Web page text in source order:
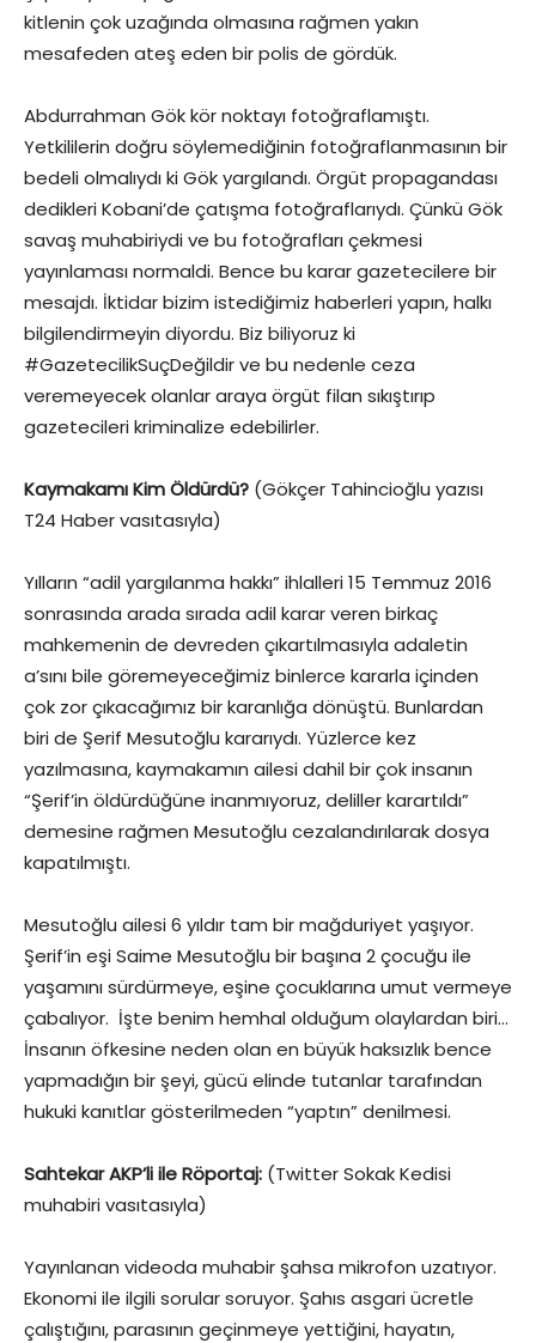
kitlenin çok uzağında olmasına rağmen yakın
mesafeden ateş eden bir polis de gördük.
Abdurrahman Gök kör noktayı fotoğraflamıştı.
Yetkililerin doğru söylemediğinin fotoğraflanmasının bir
bedeli olmalıydı ki Gök yargılandı. Örgüt propagandası
dedikleri Kobani’de çatışma fotoğraflarıydı. Çünkü Gök
savaş muhabiriydi ve bu fotoğrafları çekmesi
yayınlaması normaldi. Bence bu karar gazetecilere bir
mesajdı. İktidar bizim istediğimiz haberleri yapın, halkı
bilgilendirmeyin diyordu. Biz biliyoruz ki
#GazetecilikSuçDeğildir ve bu nedenle ceza
veremeyecek olanlar araya örgüt filan sıkıştırıp
gazetecileri kriminalize edebilirler.
Kaymakamı Kim Öldürdü? (Gökçer Tahincioğlu yazısı
T24 Haber vasıtasıyla)
Yılların “adil yargılanma hakkı” ihlalleri 15 Temmuz 2016
sonrasında arada sırada adil karar veren birkaç
mahkemenin de devreden çıkartılmasıyla adaletin
a’sını bile göremeyeceğimiz binlerce kararla içinden
çok zor çıkacağımız bir karanlığa dönüştü. Bunlardan
biri de Şerif Mesutoğlu kararıydı. Yüzlerce kez
yazılmasına, kaymakamın ailesi dahil bir çok insanın
“Şerif’in öldürdüğüne inanmıyoruz, deliller karartıldı”
demesine rağmen Mesutoğlu cezalandırılarak dosya
kapatılmıştı.
Mesutoğlu ailesi 6 yıldır tam bir mağduriyet yaşıyor.
Şerif’in eşi Saime Mesutoğlu bir başına 2 çocuğu ile
yaşamını sürdürmeye, eşine çocuklarına umut vermeye
çabalıyor. İşte benim hemhal olduğum olaylardan biri…
İnsanın öfkesine neden olan en büyük haksızlık bence
yapmadığın bir şeyi, gücü elinde tutanlar tarafından
hukuki kanıtlar gösterilmeden “yaptın” denilmesi.
Sahtekar AKP’li ile Röportaj: (Twitter Sokak Kedisi
muhabiri vasıtasıyla)
Yayınlanan videoda muhabir şahsa mikrofon uzatıyor.
Ekonomi ile ilgili sorular soruyor. Şahıs asgari ücretle
çalıştığını, parasının geçinmeye yettiğini, hayatın,